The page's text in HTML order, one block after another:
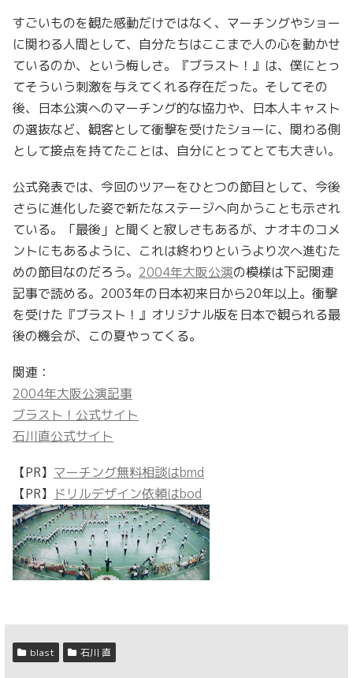
すごいものを観た感動だけではなく、マーチングやショー
に関わる人間として、自分たちはここまで人の心を動かせ
ているのか、という悔しさ。『ブラスト！』は、僕にとっ
てそういう刺激を与えてくれる存在だった。そしてその
後、日本公演へのマーチング的な協力や、日本人キャスト
の選抜など、観客として衝撃を受けたショーに、関わる側
として接点を持てたことは、自分にとってとても大きい。
公式発表では、今回のツアーをひとつの節目として、今後
さらに進化した姿で新たなステージへ向かうことも示され
ている。「最後」と聞くと寂しさもあるが、ナオキのコメ
ントにもあるように、これは終わりというより次へ進むた
めの節目なのだろう。 2004年大阪公演の模様は下記関連
記事で読める。2003年の日本初来日から20年以上。衝撃
を受けた『ブラスト！』オリジナル版を日本で観られる最
後の機会が、この夏やってくる。
関連：
2004年大阪公演記事
ブラスト！公式サイト
石川直公式サイト
【PR】 マーチング無料相談はbmd
【PR】 ドリルデザイン依頼はbod
blast 石川 直